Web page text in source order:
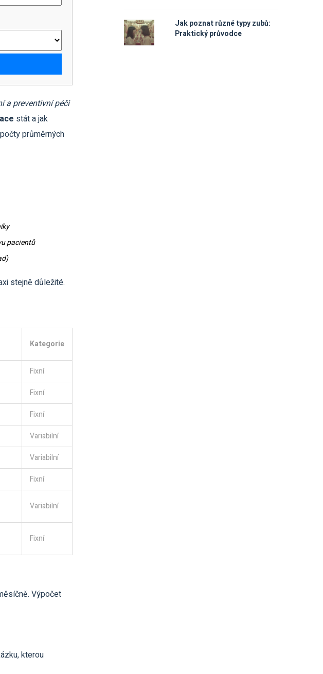
a preventivní péči
stát a jak
průměrných
pacientů
stejně důležité.
Kategorie
Fixní
Fixní
Fixní
Variabilní
Variabilní
Fixní
Variabilní
Fixní
Výpočet
kterou
Jak poznat různé typy zubů:
Praktický průvodce